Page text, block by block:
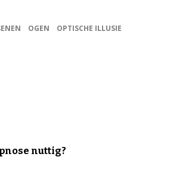
OGEN
OPTISCHE ILLUSIE
nuttig?